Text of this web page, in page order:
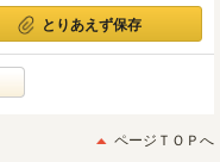
とりあえず保存
ページＴＯＰへ